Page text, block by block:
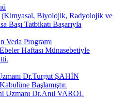
Biyolojik, Radyolojik ve
Başı Tatbikatı Başarıyla
Veda Programı
Haftası Münasebetiyle
Dr.Turgut ŞAHİN
Başlamıştır.
Uzmanı Dr.Anıl VAROL